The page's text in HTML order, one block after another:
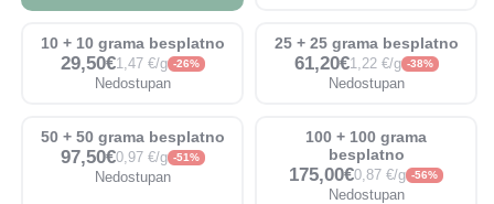
10 + 10 grama besplatno
29,50€1,47 €/g -26%
Nedostupan
25 + 25 grama besplatno
61,20€1,22 €/g -38%
Nedostupan
50 + 50 grama besplatno
97,50€0,97 €/g -51%
Nedostupan
100 + 100 grama
besplatno
175,00€0,87 €/g -56%
Nedostupan